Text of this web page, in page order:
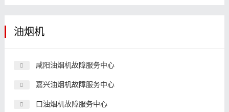
油烟机
咸阳油烟机故障服务中心
嘉兴油烟机故障服务中心
口油烟机故障服务中心